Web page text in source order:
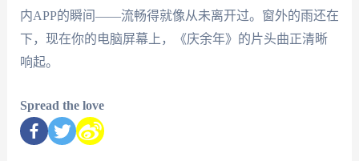
内APP的瞬间——流畅得就像从未离开过。窗外的雨还在
下，现在你的电脑屏幕上，《庆余年》的片头曲正清晰
响起。
Spread the love